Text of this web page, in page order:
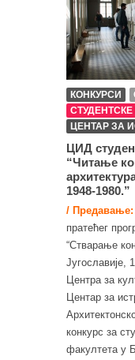
КОНКУРСИ
СТУДЕНТСКЕ
ЦЕНТАР ЗА
ЦИД
“Читање
1948-1980.”
/ Предавање:
пратећег
“Стварање
Југославије,
Центра за
Центар за
конкурс за
факултета у